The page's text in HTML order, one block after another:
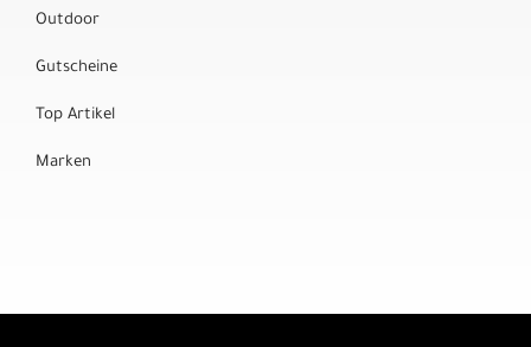
Outdoor
Gutscheine
Top Artikel
Marken